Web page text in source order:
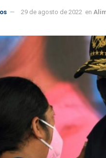
29 de agosto de 2022 en